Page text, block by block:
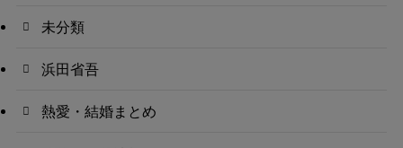
未分類
浜田省吾
熱愛・結婚まとめ